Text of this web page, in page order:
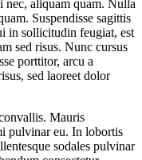
nec, aliquam quam. Nulla
Suspendisse sagittis
in sollicitudin feugiat, est
sed risus. Nunc cursus
porttitor, arcu a
sed laoreet dolor
Mauris
pulvinar eu. In lobortis
sodales pulvinar